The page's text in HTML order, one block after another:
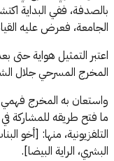
بالصدفة، ففي البداية
الجامعة، فعرض عليه
اعتبر التمثيل هواية
المخرج المسرحي جلال
واستعان به المخرج
ما فتح طريقه للمشاركة
التلفزيونية، منها: [أخو
البشري، الراية البيضا].